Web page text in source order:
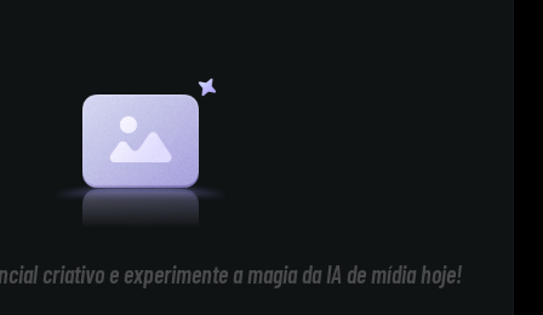
criativo e experimente a magia da IA de mídia hoje!